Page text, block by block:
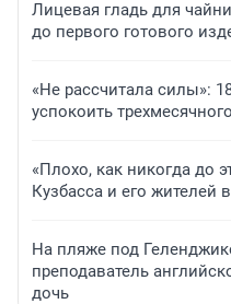
Лицевая гладь для
до первого готового
«Не рассчитала силы»:
успокоить
«Плохо, как никогда до
Кузбасса и его жителей в
На пляже под
преподаватель
дочь